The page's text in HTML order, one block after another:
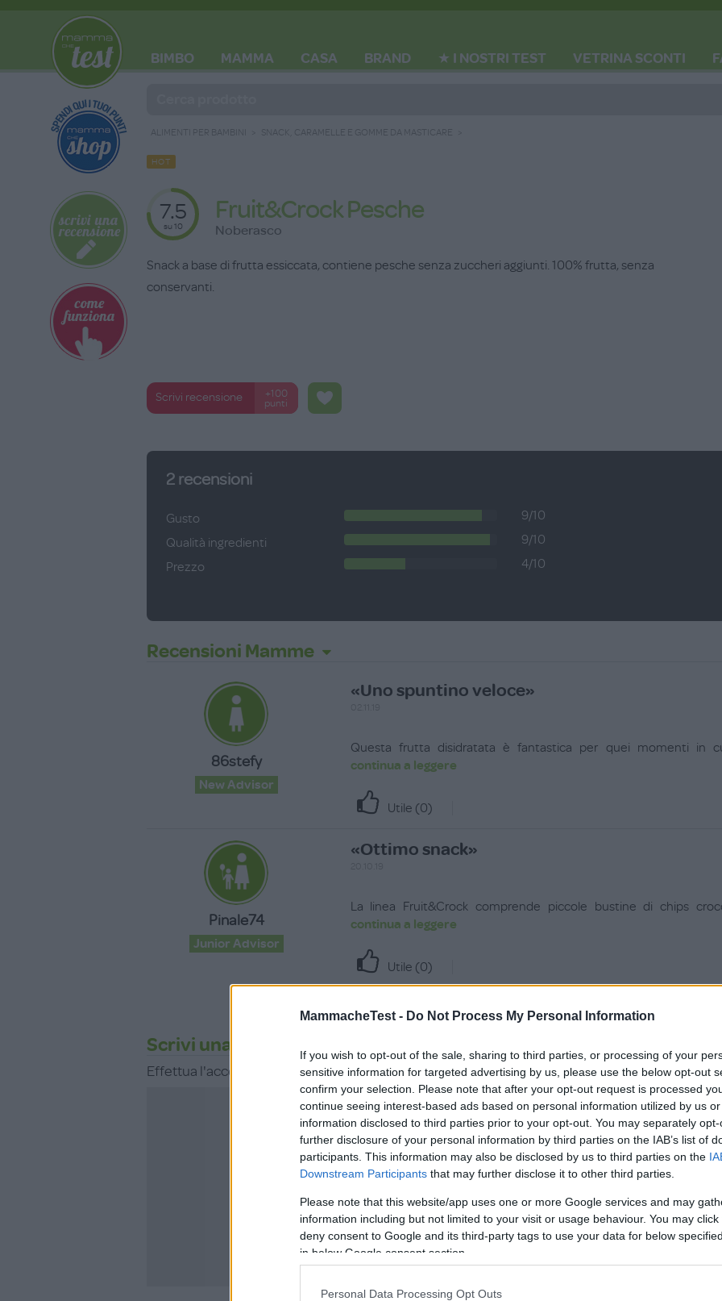
MammacheTest - Do Not Process My Personal Information
If you wish to opt-out of the sale, sharing to third parties, or processing of your
sensitive information for targeted advertising by us, please use the below opt-out
confirm your selection. Please note that after your opt-out request is processed
continue seeing interest-based ads based on personal information utilized by us
information disclosed to third parties prior to your opt-out. You may separately
further disclosure of your personal information by third parties on the IAB’s list of
participants. This information may also be disclosed by us to third parties on the
Downstream Participants that may further disclose it to other third parties.
Please note that this website/app uses one or more Google services and may
information including but not limited to your visit or usage behaviour. You may
deny consent to Google and its third-party tags to use your data for below
in below Google consent section.
Personal Data Processing Opt Outs
BIMBO MAMMA CASA BRAND ★ I NOSTRI TEST VETRINA SCONTI
ALIMENTI PER BAMBINI SNACK, CARAMELLE E GOMME DA MASTICARE
HOT
7.5
su 10
Fruit&Crock Pesche
Noberasco
Snack a base di frutta essiccata, contiene pesche senza zuccheri aggiunti. 100% frutta, senza
conservanti.
Scrivi recensione
+100
punti
2 recensioni
Gusto
9/10
Qualità ingredienti
9/10
Prezzo
4/10
Recensioni Mamme
86stefy
New Advisor
«Uno spuntino veloce»
Questa frutta disidratata è fantastica per quei momenti
continua a leggere
Utile (0)
Pinale74
Junior Advisor
«Ottimo snack»
La linea Fruit&Crock comprende piccole bustine di chips
continua a leggere
Utile (0)
Scrivi una recensione
Effettua l'accesso per scrivere una recensione
Non sei ancora iscritta a
ISCRIVITI